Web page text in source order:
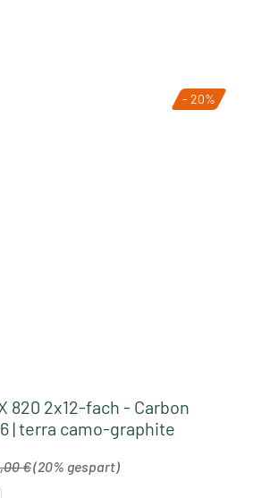
- 20%
820 2x12-fach - Carbon
| terra camo-graphite
€(20% gespart)